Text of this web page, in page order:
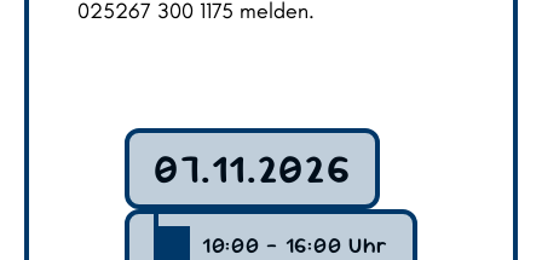
025267 300 1175 melden.
07.11.2026
10:00 – 16:00 Uhr